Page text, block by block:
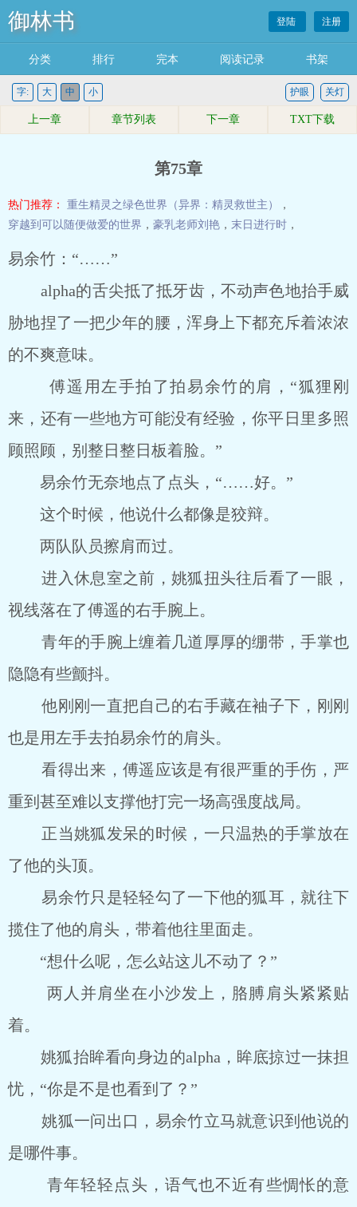
御林书 登陆 注册
分类 排行 完本 阅读记录 书架
字: 大 中 小 关灯
护眼
上一章 章节列表 下一章 TXT下载
第75章
热门推荐： 重生精灵之绿色世界（异界：精灵救世主）
，
穿越到可以随便做爱的世界 ， 豪乳老师刘艳 ， 末日进行时 ，
易余竹：“……”
alpha的舌尖抵了抵牙齿，不动声色地抬手威
胁地捏了一把少年的腰，浑身上下都充斥着浓浓
的不爽意味。
傅遥用左手拍了拍易余竹的肩，“狐狸刚
来，还有一些地方可能没有经验，你平日里多照
顾照顾，别整日整日板着脸。”
易余竹无奈地点了点头，“……好。”
这个时候，他说什么都像是狡辩。
两队队员擦肩而过。
进入休息室之前，姚狐扭头往后看了一眼，
视线落在了傅遥的右手腕上。
青年的手腕上缠着几道厚厚的绷带，手掌也
隐隐有些颤抖。
他刚刚一直把自己的右手藏在袖子下，刚刚
也是用左手去拍易余竹的肩头。
看得出来，傅遥应该是有很严重的手伤，严
重到甚至难以支撑他打完一场高强度战局。
正当姚狐发呆的时候，一只温热的手掌放在
了他的头顶。
易余竹只是轻轻勾了一下他的狐耳，就往下
揽住了他的肩头，带着他往里面走。
“想什么呢，怎么站这儿不动了？”
两人并肩坐在小沙发上，胳膊肩头紧紧贴
着。
姚狐抬眸看向身边的alpha，眸底掠过一抹担
忧，“你是不是也看到了？”
姚狐一问出口，易余竹立马就意识到他说的
是哪件事。
青年轻轻点头，语气也不近有些惆怅的意